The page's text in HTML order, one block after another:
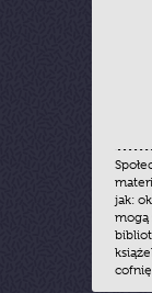
jak:
mogą